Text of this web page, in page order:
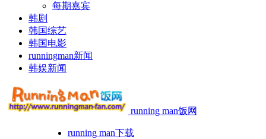
每期嘉宾
韩剧
韩国综艺
韩国电影
runningman新闻
韩娱新闻
running man饭网
running man下载